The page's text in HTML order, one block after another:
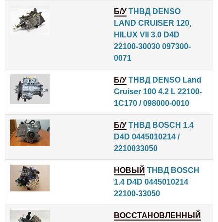
Б/У ТНВД DENSO
LAND CRUISER 120,
HILUX VII 3.0 D4D
22100-30030 097300-
0071
Б/У ТНВД DENSO Land
Cruiser 100 4.2 L 22100-
1C170 / 098000-0010
Б/У ТНВД BOSCH 1.4
D4D 0445010214 /
2210033050
НОВЫЙ ТНВД BOSCH
1.4 D4D 0445010214
22100-33050
ВОССТАНОВЛЕННЫЙ